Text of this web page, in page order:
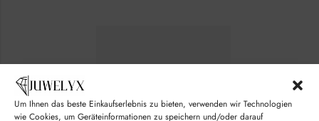
Um Ihnen das beste Einkaufserlebnis zu bieten, verwenden wir Technologien
wie Cookies, um Geräteinformationen zu speichern und/oder darauf
m
C
*